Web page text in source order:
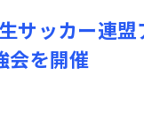
サッカー連
会を開催